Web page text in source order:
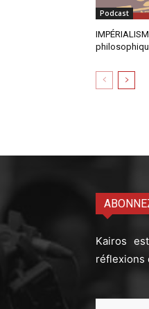
Podcast
Kairos
réflexions